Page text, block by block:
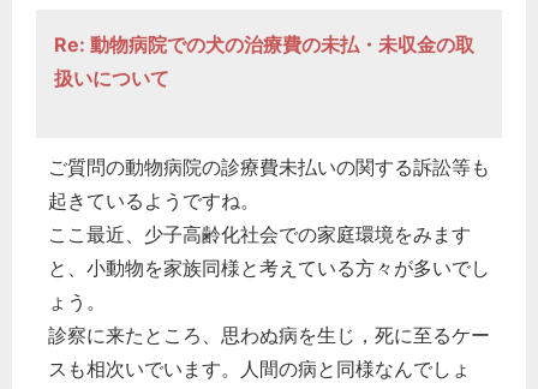
Re: 動物病院での犬の治療費の未払・未収金の取
扱いについて
ご質問の動物病院の診療費未払いの関する訴訟等も
起きているようですね。
ここ最近、少子高齢化社会での家庭環境をみます
と、小動物を家族同様と考えている方々が多いでし
ょう。
診察に来たところ、思わぬ病を生じ，死に至るケー
スも相次いでいます。人間の病と同様なんでしょ